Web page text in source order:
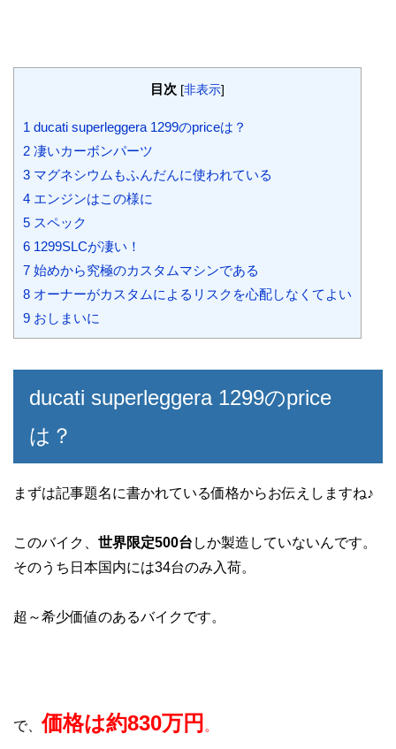
目次 [非表示]
1 ducati superleggera 1299のpriceは？
2 凄いカーボンパーツ
3 マグネシウムもふんだんに使われている
4 エンジンはこの様に
5 スペック
6 1299SLCが凄い！
7 始めから究極のカスタムマシンである
8 オーナーがカスタムによるリスクを心配しなくてよい
9 おしまいに
ducati superleggera 1299のprice
は？
まずは記事題名に書かれている価格からお伝えしますね♪
このバイク、 世界限定500台 しか製造していないんです。
そのうち日本国内には34台のみ入荷。
超～希少価値のあるバイクです。
で、価格は約830万円 。